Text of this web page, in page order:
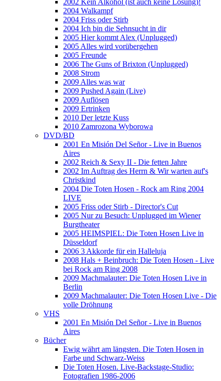
2002 Kein Alkohol (ist auch keine Lösung)!
2004 Walkampf
2004 Friss oder Stirb
2004 Ich bin die Sehnsucht in dir
2005 Hier kommt Alex (Unplugged)
2005 Alles wird vorübergehen
2005 Freunde
2006 The Guns of Brixton (Unplugged)
2008 Strom
2009 Alles was war
2009 Pushed Again (Live)
2009 Auflösen
2009 Ertrinken
2010 Der letzte Kuss
2010 Zamrozona Wyborowa
DVD/BD
2001 En Misión Del Señor - Live in Buenos
Aires
2002 Reich & Sexy II - Die fetten Jahre
2002 Im Auftrag des Herrn & Wir warten auf's
Christkind
2004 Die Toten Hosen - Rock am Ring 2004
LIVE
2005 Friss oder Stirb - Director's Cut
2005 Nur zu Besuch: Unplugged im Wiener
Burgtheater
2005 HEIMSPIEL: Die Toten Hosen Live in
Düsseldorf
2006 3 Akkorde für ein Halleluja
2008 Hals + Beinbruch: Die Toten Hosen - Live
bei Rock am Ring 2008
2009 Machmalauter: Die Toten Hosen Live in
Berlin
2009 Machmalauter: Die Toten Hosen Live - Die
volle Dröhnung
VHS
2001 En Misión Del Señor - Live in Buenos
Aires
Bücher
Ewig währt am längsten. Die Toten Hosen in
Farbe und Schwarz-Weiss
Die Toten Hosen. Live-Backstage-Studio:
Fotografien 1986-2006